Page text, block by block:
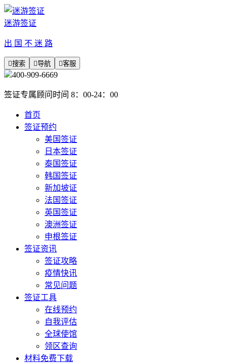
迷游签证
出 国 不 迷 路
搜索 导航 客服
400-909-6669
签证专属顾问时间 8：00-24：00
首页
签证预约
美国签证
日本签证
泰国签证
韩国签证
新加坡证
法国签证
英国签证
澳洲签证
申根签证
签证资讯
签证攻略
疫情快讯
常见问题
签证工具
在线预约
自我评估
全球使馆
领区查询
材料免费下载